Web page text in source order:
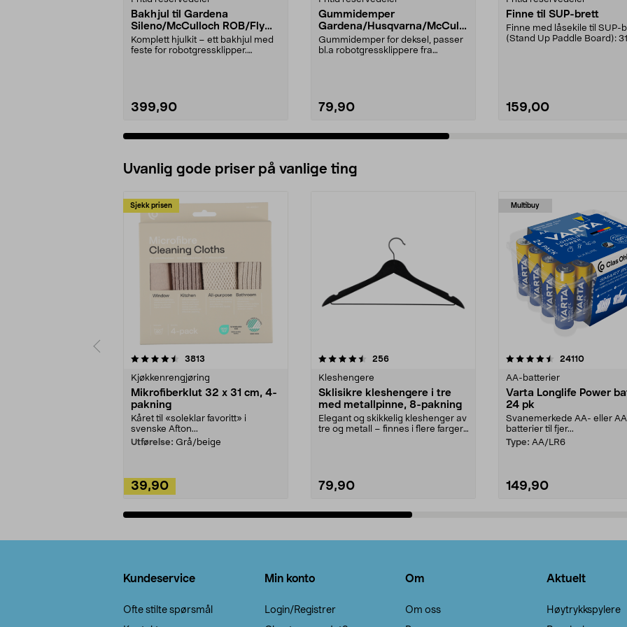
Bakhjul til Gardena
Sileno/McCulloch ROB/Flymo
Easilife
Komplett hjulkit – ett bakhjul med
feste for robotgressklipper.
399,90
Gummidemper
Gardena/Husqvarna/McCullo
ch/Flymo
Gummidemper for deksel, passer
bl.a robotgressklippere fra
79,90
Finne til SUP-brett
Finne med låsekile til SUP-
(Stand Up Paddle Board):
159,00
Uvanlig gode priser på vanlige ting
Sjekk prisen
3813
Kjøkkenrengjøring
Mikrofiberklut 32 x 31 cm, 4-
pakning
Kåret til «soleklar favoritt» i
svenske Afton...
Utførelse: Grå/beige
39,90
4.5av 5 stjerner 256anmeldelser
Kleshengere
Sklisikre kleshengere i tre
med metallpinne, 8-pakning
Elegant og skikkelig kleshenger av
tre og metall – finnes i flere farger.
79,90
Multibuy
4.5av 5 stjerner 24110
AA-batterier
Varta Longlife Power
24 pk
Svanemerkede AA- eller
batterier til fjer...
Type: AA/LR6
149,90
4.5av 5 stjerner
Kundeservice
Ofte stilte spørsmål
Min konto
Login/Registrer
Om
Om oss
Aktuelt
Høytrykkspylere